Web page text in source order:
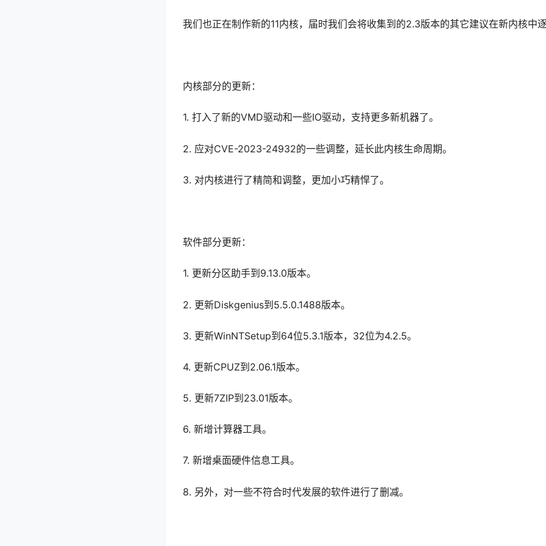
我们也正在制作新的11内核，届时我们会将收集到的2.3版本的其它建议在新内核中逐
内核部分的更新：
1. 打入了新的VMD驱动和一些IO驱动，支持更多新机器了。
2. 应对CVE-2023-24932的一些调整，延长此内核生命周期。
3. 对内核进行了精简和调整，更加小巧精悍了。
软件部分更新：
1. 更新分区助手到9.13.0版本。
2. 更新Diskgenius到5.5.0.1488版本。
3. 更新WinNTSetup到64位5.3.1版本，32位为4.2.5。
4. 更新CPUZ到2.06.1版本。
5. 更新7ZIP到23.01版本。
6. 新增计算器工具。
7. 新增桌面硬件信息工具。
8. 另外，对一些不符合时代发展的软件进行了删减。